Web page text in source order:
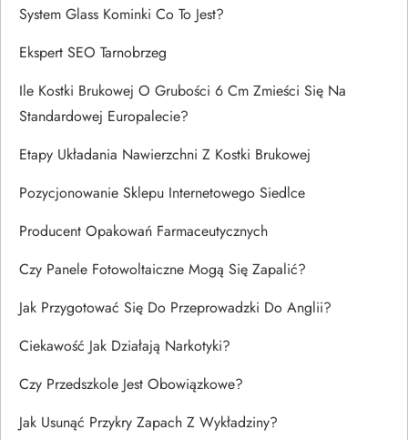
System Glass Kominki Co To Jest?
Ekspert SEO Tarnobrzeg
Ile Kostki Brukowej O Grubości 6 Cm Zmieści Się Na
Standardowej Europalecie?
Etapy Układania Nawierzchni Z Kostki Brukowej
Pozycjonowanie Sklepu Internetowego Siedlce
Producent Opakowań Farmaceutycznych
Czy Panele Fotowoltaiczne Mogą Się Zapalić?
Jak Przygotować Się Do Przeprowadzki Do Anglii?
Ciekawość Jak Działają Narkotyki?
Czy Przedszkole Jest Obowiązkowe?
Jak Usunąć Przykry Zapach Z Wykładziny?